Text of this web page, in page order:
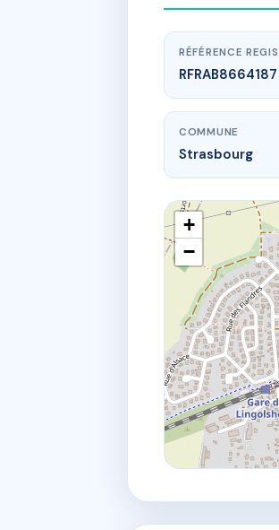
RÉFÉRENCE
RFRAB8664187
COMMUNE
Strasbourg
+
−